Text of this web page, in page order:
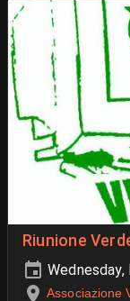
Riunione
Associazione